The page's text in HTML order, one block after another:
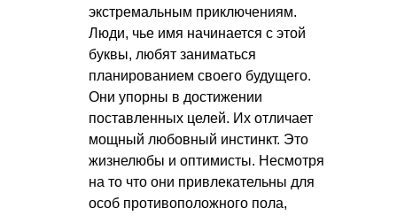
экстремальным приключениям.
Люди, чье имя начинается с этой
буквы, любят заниматься
планированием своего будущего.
Они упорны в достижении
поставленных целей. Их отличает
мощный любовный инстинкт. Это
жизнелюбы и оптимисты. Несмотря
на то что они привлекательны для
особ противоположного пола,